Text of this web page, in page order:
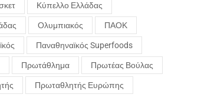
Κύπελλο Ελλάδας
Ολυμπιακός ΠΑΟΚ
Παναθηναϊκός Superfoods
Πρωτάθλημα Πρωτέας Βούλας
Πρωταθλητής Ευρώπης